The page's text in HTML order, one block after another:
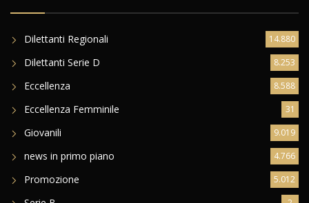
Dilettanti Regionali 14.880
Dilettanti Serie D 8.253
Eccellenza 8.588
Eccellenza Femminile 31
Giovanili 9.019
news in primo piano 4.766
Promozione 5.012